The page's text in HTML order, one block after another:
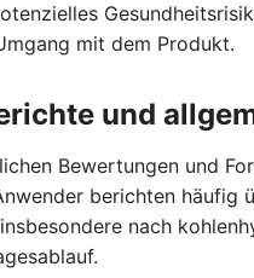
mit dem Produkt.
und
Bewertungen und
berichten
nach